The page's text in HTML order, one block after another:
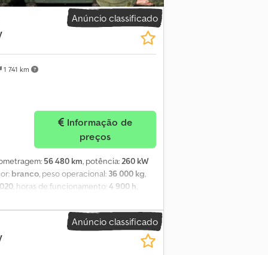
Anúncio classificado
1 741 km
preços
56 480 km, potência: 260 kW
branco , peso operacional: 36 000 kg
, horas de funcionamento:4 900 h
de cruzeiro, faróis adicionais,
disponível) -- Tadano Demag AC 45 City -
de carga: 45 t (75 %) - - Lança
- Travessa de gancho: 25 t - Travessa
Anúncio classificado